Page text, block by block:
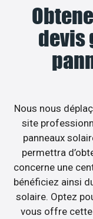
devis
Nous nous
site
panneaux
permettra
concerne une
bénéficiez ainsi
solaire. Optez
vous offre